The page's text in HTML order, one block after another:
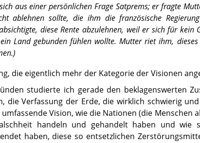
aus einer persönlichen Frage Satprems; er fragte
ablehnen sollte, die ihm die französische
diese Rente abzulehnen, weil er sich für kein
Land gebunden fühlen wollte. Mutter riet ihm,
die eigentlich mehr der Kategorie der Visionen
studierte ich gerade den beklagenswerten
die Verfassung der Erde, die wirklich schwierig
Vision, wie die Nationen (die Menschen
handeln und gehandelt haben und wie
haben, diese so entsetzlichen